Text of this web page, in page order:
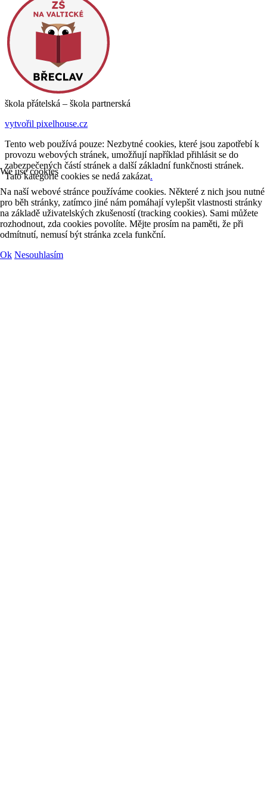
škola přátelská – škola partnerská
vytvořil pixelhouse.cz
Tento web používá pouze: Nezbytné cookies, které jsou zapotřebí k
provozu webových stránek, umožňují například přihlásit se do
zabezpečených částí stránek a další základní funkčnosti stránek.
Tato kategorie cookies se nedá zakázat.
We use cookies
Na naší webové stránce používáme cookies. Některé z nich jsou nutné
pro běh stránky, zatímco jiné nám pomáhají vylepšit vlastnosti stránky
na základě uživatelských zkušeností (tracking cookies). Sami můžete
rozhodnout, zda cookies povolíte. Mějte prosím na paměti, že při
odmítnutí, nemusí být stránka zcela funkční.
Ok Nesouhlasím